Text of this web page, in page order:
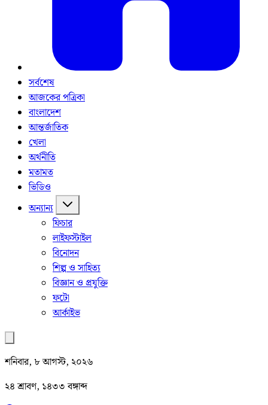
সর্বশেষ
আজকের পত্রিকা
বাংলাদেশ
আন্তর্জাতিক
খেলা
অর্থনীতি
মতামত
ভিডিও
অন্যান্য
ফিচার
লাইফস্টাইল
বিনোদন
শিল্প ও সাহিত্য
বিজ্ঞান ও প্রযুক্তি
ফটো
আর্কাইভ
শনিবার, ৮ আগস্ট, ২০২৬
২৪ শ্রাবণ, ১৪৩৩ বঙ্গাব্দ